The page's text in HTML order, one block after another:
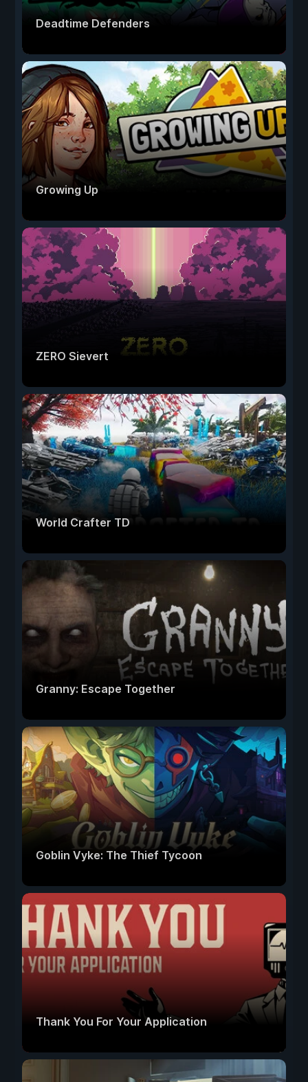
Deadtime Defenders
Growing Up
ZERO Sievert
World Crafter TD
Granny: Escape Together
Goblin Vyke: The Thief Tycoon
Thank You For Your Application